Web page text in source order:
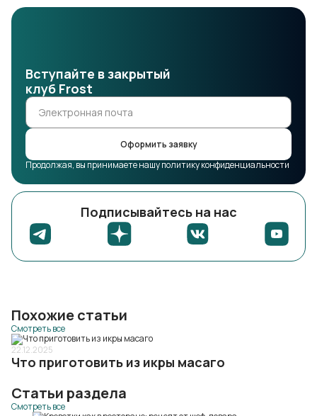
Вступайте в закрытый
клуб Frost
Оформить заявку
Продолжая, вы принимаете нашу политику конфиденциальности
Подписывайтесь на нас
Похожие статьи
Смотреть все
22.12.2025
Что приготовить из икры масаго
Статьи раздела
Смотреть все